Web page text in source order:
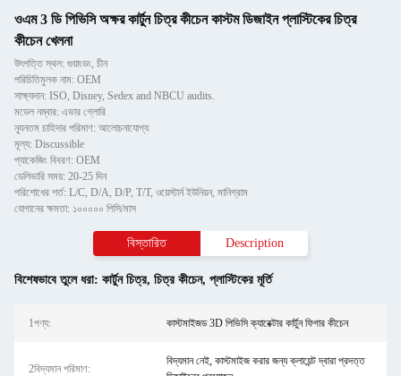
ওএম 3 ডি পিভিসি অক্ষর কার্টুন চিত্র কীচেন কাস্টম ডিজাইন প্লাস্টিকের চিত্র
কীচেন খেলনা
উৎপত্তি স্থল: গুয়াংডং, চীন
পরিচিতিমুলক নাম: OEM
সাক্ষ্যদান: ISO, Disney, Sedex and NBCU audits.
মডেল নম্বার: এভার গ্লোরি
ন্যূনতম চাহিদার পরিমাণ: আলোচনাযোগ্য
মূল্য: Discussible
প্যাকেজিং বিবরণ: OEM
ডেলিভারি সময়: 20-25 দিন
পরিশোধের শর্ত: L/C, D/A, D/P, T/T, ওয়েস্টার্ন ইউনিয়ন, মানিগ্রাম
যোগানের ক্ষমতা: ১০০০০০ পিসি/মাস
বিস্তারিত Description
বিশেষভাবে তুলে ধরা: কার্টুন চিত্র, চিত্র কীচেন, প্লাস্টিকের মূর্তি
1পণ্য: কাস্টমাইজড 3D পিভিসি ক্যারেক্টার কার্টুন ফিগার কীচেন
2বিদ্যমান পরিমাণ:
বিদ্যমান নেই, কাস্টমাইজ করার জন্য ক্লায়েন্ট দ্বারা প্রদত্ত